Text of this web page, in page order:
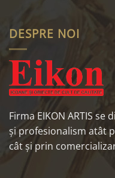
DESPRE NOI
Firma EIKON ARTIS
și profesionalism atât
cât și prin